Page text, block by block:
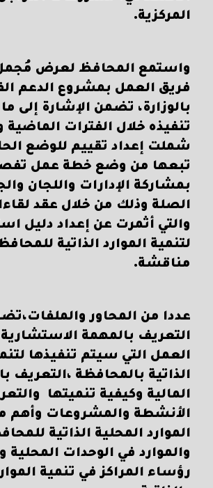
المركزية.
واستمع المحافظ لعرض
فريق العمل بمشروع الدعم
بالوزارة، تضمن الإشارة إلى
تنفيذه خلال الفترات الماضية
شملت إعداد تقييم للوضع
تبعها من وضع خطة عمل
بمشاركة الإدارات واللجان
الصلة وذلك من خلال عقد
والتي أثمرت عن إعداد دليل
لتنمية الموارد الذاتية
مناقشة.
عددا من المحاور
التعريف بالمهمة الاستشارية
العمل التي سيتم تنفيذها
الذاتية بالمحافظة ،التعريف
المالية وكيفية تنميتها
الأنشطة والمشروعات وأهم
الموارد المحلية الذاتية
والموارد في الوحدات المحلية
رؤساء المراكز في تنمية